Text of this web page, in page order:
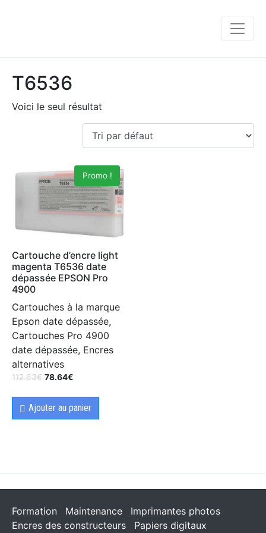
T6536
Voici le seul résultat
Promo !
Cartouche d’encre light
magenta T6536 date
dépassée EPSON Pro
4900
Cartouches à la marque
Epson date dépassée,
Cartouches Pro 4900
date dépassée, Encres
alternatives
112.63€ 78.64€
Ajouter au panier
Formation Maintenance
Imprimantes photos
Encres des constructeurs
Papiers digitaux